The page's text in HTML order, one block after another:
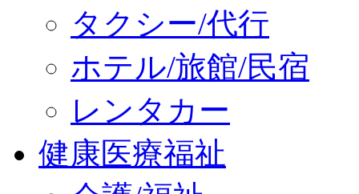
タクシー/代行
ホテル/旅館/民宿
レンタカー
健康医療福祉